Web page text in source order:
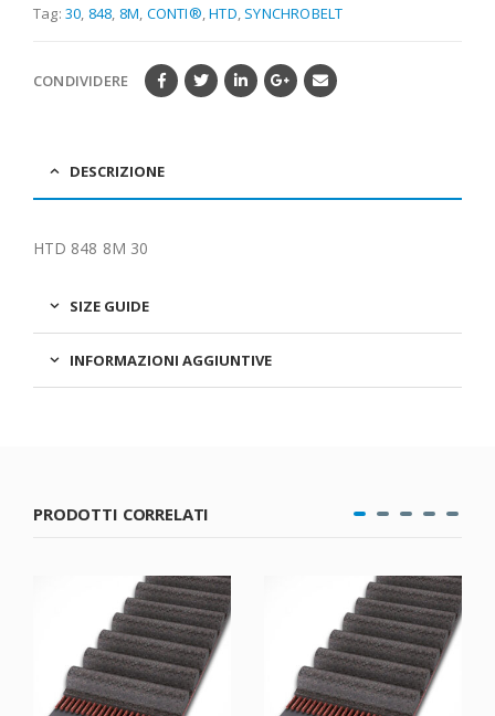
Tag: 30 848 8M CONTI® ,HTD SYNCHROBELT
CONDIVIDERE
DESCRIZIONE
HTD 848 8M 30
SIZE GUIDE
INFORMAZIONI AGGIUNTIVE
PRODOTTI CORRELATI